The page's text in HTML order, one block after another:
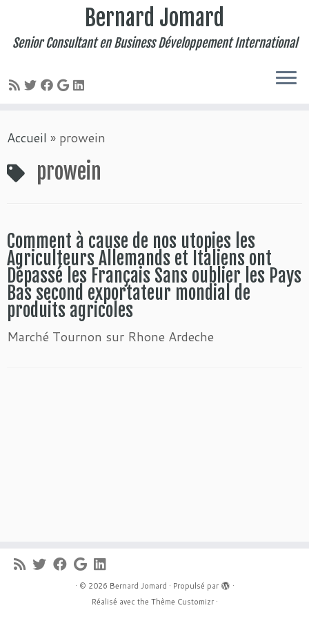
au
Bernard Jomard
Senior Consultant en Business Développement International
Accueil » prowein
prowein
Comment à cause de nos utopies les
Agriculteurs Allemands et Italiens ont
Dépassé les Français Sans oublier les Pays
Bas second exportateur mondial de
produits agricoles
Marché Tournon sur Rhone Ardeche
· © 2026 Bernard Jomard · Propulsé par
·
Réalisé avec the Thème Customizr·